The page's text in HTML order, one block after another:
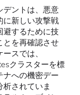
デントは、悪意
に新しい攻撃戦
避するために技
とを再確認させ
スでは、
クラスターを標
ナへの機密デー
されていま